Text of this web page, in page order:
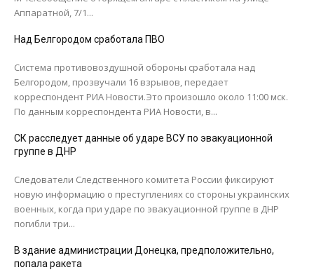
Аппаратной, 7/1...
Над Белгородом сработала ПВО
Система противовоздушной обороны сработала над
Белгородом, прозвучали 16 взрывов, передает
корреспондент РИА Новости.Это произошло около 11:00 мск.
По данным корреспондента РИА Новости, в...
СК расследует данные об ударе ВСУ по эвакуационной
группе в ДНР
Следователи Следственного комитета России фиксируют
новую информацию о преступлениях со стороны украинских
военных, когда при ударе по эвакуационной группе в ДНР
погибли три...
В здание администрации Донецка, предположительно,
попала ракета